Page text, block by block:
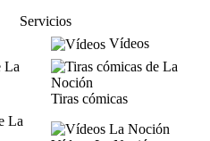
Servicios
Vídeos
Tiras cómicas